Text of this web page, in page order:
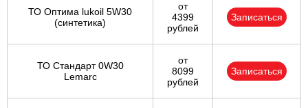
ТО Оптима lukoil 5W30
(синтетика)
от
4399
рублей
Записаться
ТО Стандарт 0W30
Lemarc
от
8099
рублей
Записаться